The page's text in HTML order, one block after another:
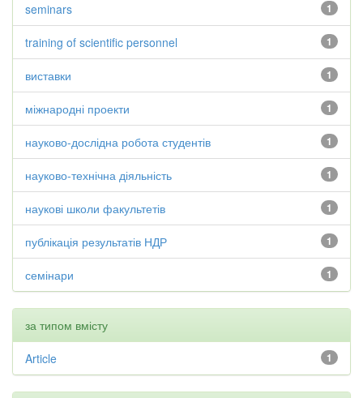
1
seminars
1
training of scientific personnel
1
виставки
1
міжнародні проекти
1
науково-дослідна робота студентів
1
науково-технічна діяльність
1
наукові школи факультетів
1
публікація результатів НДР
1
семінари
за типом вмісту
1
Article